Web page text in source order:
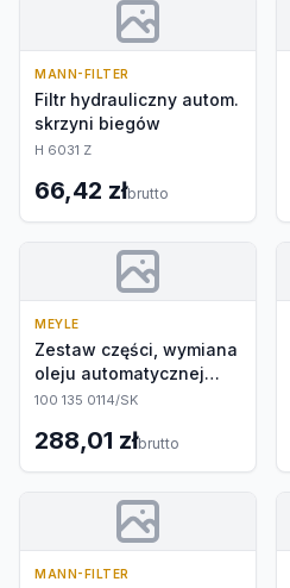
MANN-FILTER
Filtr hydrauliczny autom.
skrzyni biegów
H 6031 Z
66,42 złbrutto
MEYLE
Zestaw części, wymiana
oleju automatycznej
skrzyni biegów
100 135 0114/SK
288,01 złbrutto
MANN-FILTER